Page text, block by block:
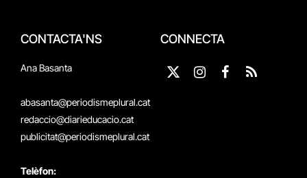
CONTACTA'NS
Ana Basanta
abasanta@periodismeplural.cat
redaccio@diarieducacio.cat
publicitat@periodismeplural.cat
Telèfon:
CONNECTA
X
Instagram
Facebook
RSS